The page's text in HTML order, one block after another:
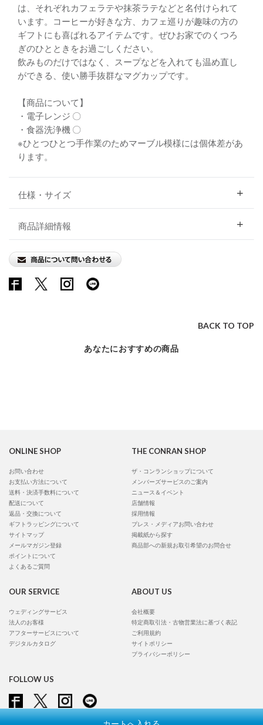
は、それぞれカフェラテや抹茶ラテなどと名付けられて
います。コーヒーが好きな方、カフェ巡りが趣味の方の
ギフトにも喜ばれるアイテムです。ぜひお家でのくつろ
ぎのひとときをお過ごしください。
飲みものだけではなく、スープなどを入れても温め直し
ができる、使い勝手抜群なマグカップです。
【商品について】
・電子レンジ 〇
・食器洗浄機 〇
※ひとつひとつ手作業のためマーブル模様には個体差があ
ります。
仕様・サイズ
商品詳細情報
BACK TO TOP
あなたにおすすめの商品
ONLINE SHOP
お問い合わせ
お支払い方法について
送料・決済手数料について
配送について
返品・交換について
ギフトラッピングについて
サイトマップ
メールマガジン登録
ポイントについて
よくあるご質問
THE CONRAN SHOP
ザ・コンランショップについて
メンバーズサービスのご案内
ニュース＆イベント
店舗情報
採用情報
プレス・メディアお問い合わせ
掲載紙から探す
商品部への新規お取引希望のお問合せ
OUR SERVICE
ウェディングサービス
法人のお客様
アフターサービスについて
デジタルカタログ
ABOUT US
会社概要
特定商取引法・古物営業法に基づく表記
ご利用規約
サイトポリシー
プライバシーポリシー
FOLLOW US